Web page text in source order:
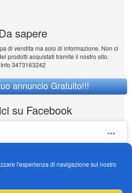
l'esperienza di navigazione sul nostro
Da sapere
di vendita ma solo di informazione. Non ci
prodotti acquistati tramite il nostro sito.
Info 3473163242
annuncio Gratuito!!!
su Facebook
i cookie marketing e